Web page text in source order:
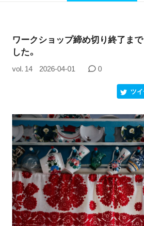
ワークショップ締め切り終了ま
した。
vol. 14 2026-04-01 0
ツ